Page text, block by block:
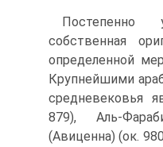
Постепенно
собственная
определенной
Круп­нейшими
средневековья
879), Аль-
(Авиценна) (ок.